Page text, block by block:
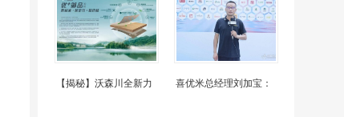
【揭秘】沃森川全新力 喜优米总经理刘加宝：